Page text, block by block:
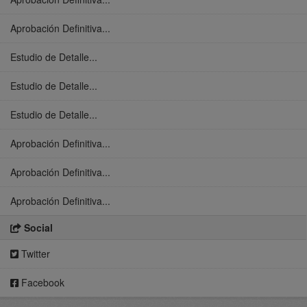
Aprobación Definitiva...
Estudio de Detalle...
Estudio de Detalle...
Estudio de Detalle...
Aprobación Definitiva...
Aprobación Definitiva...
Aprobación Definitiva...
Social
Twitter
Facebook